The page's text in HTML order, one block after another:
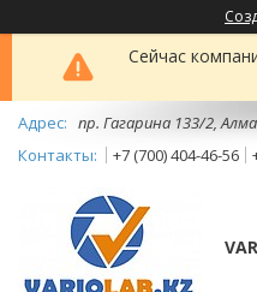
Сейчас
пр. Гагарина 133/2,
+7 (700) 404-46-56